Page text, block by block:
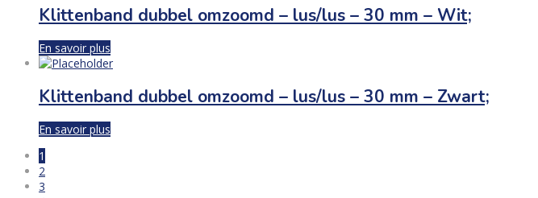
Klittenband dubbel omzoomd – lus/lus – 30 mm – Wit;
En savoir plus
Klittenband dubbel omzoomd – lus/lus – 30 mm – Zwart;
En savoir plus
1
2
3